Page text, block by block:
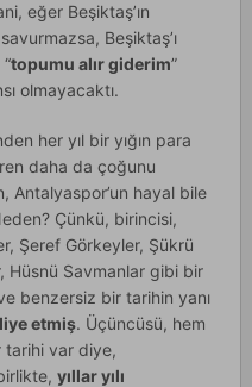
eğer Beşiktaş’ın
Beşiktaş’ı
topumu alır giderim”
olmayacaktı.
her yıl bir yığın para
daha da çoğunu
Antalyaspor’un hayal bile
Çünkü, birincisi,
Şeref Görkeyler, Şükrü
Hüsnü Savmanlar gibi bir
benzersiz bir tarihin yanı
etmiş. Üçüncüsü, hem
tarihi var diye,
yıllar yılı